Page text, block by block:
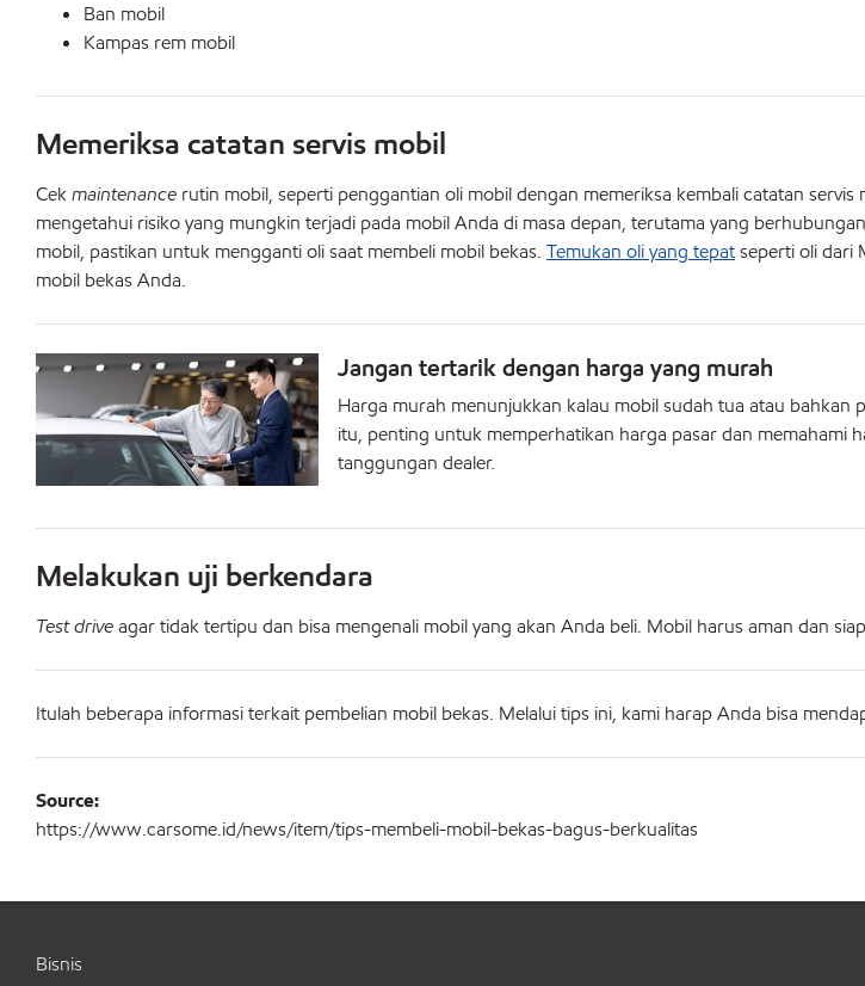
Ban mobil
Kampas rem mobil
Memeriksa catatan servis mobil
Cekmaintenance rutin mobil, seperti penggantian oli mobil dengan memeriksa kembali catatan
mengetahui risiko yang mungkin terjadi pada mobil Anda di masa depan, terutama yang
mobil, pastikan untuk mengganti oli saat membeli mobil bekas. Temukan oli yang tepatseperti oli dari
mobil bekas Anda.
Jangan tertarik dengan harga yang murah
Harga murah menunjukkan kalau mobil sudah tua atau bahkan
itu, penting untuk memperhatikan harga pasar dan memahami
tanggungan dealer.
Melakukan uji berkendara
Test driveagar tidak tertipu dan bisa mengenali mobil yang akan Anda beli. Mobil harus aman dan
Itulah beberapa informasi terkait pembelian mobil bekas. Melalui tips ini, kami harap Anda bisa
Source:
https://www.carsome.id/news/item/tips-membeli-mobil-bekas-bagus-berkualitas
Bisnis